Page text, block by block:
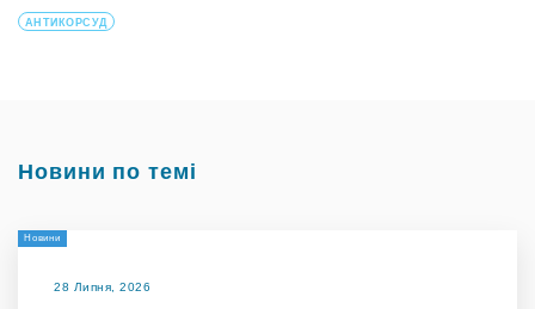
АНТИКОРСУД
Новини по темі
Новини
28 Липня, 2026